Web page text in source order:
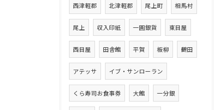
西津軽郡 北津軽郡 尾上町 相馬村
尾上 収入印紙 一圓銀貨 東目屋
西目屋 田舎館 平賀 板柳 鶴田
アテッサ イブ・サンローラン
くら寿司お食事券 大館 一分銀